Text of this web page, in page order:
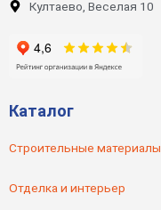
Култаево, Веселая 10
Каталог
Строительные материалы
Отделка и интерьер